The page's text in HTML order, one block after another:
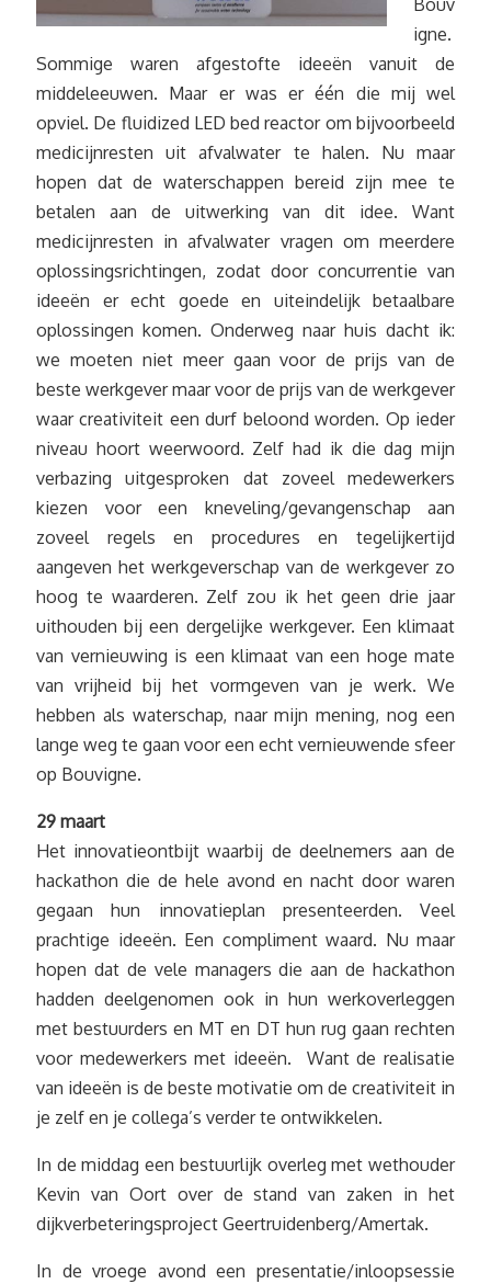
Bouv
igne.
Sommige waren afgestofte ideeën vanuit de
middeleeuwen. Maar er was er één die mij wel
opviel. De fluidized LED bed reactor om bijvoorbeeld
medicijnresten uit afvalwater te halen. Nu maar
hopen dat de waterschappen bereid zijn mee te
betalen aan de uitwerking van dit idee. Want
medicijnresten in afvalwater vragen om meerdere
oplossingsrichtingen, zodat door concurrentie van
ideeën er echt goede en uiteindelijk betaalbare
oplossingen komen. Onderweg naar huis dacht ik:
we moeten niet meer gaan voor de prijs van de
beste werkgever maar voor de prijs van de werkgever
waar creativiteit een durf beloond worden. Op ieder
niveau hoort weerwoord. Zelf had ik die dag mijn
verbazing uitgesproken dat zoveel medewerkers
kiezen voor een kneveling/gevangenschap aan
zoveel regels en procedures en tegelijkertijd
aangeven het werkgeverschap van de werkgever zo
hoog te waarderen. Zelf zou ik het geen drie jaar
uithouden bij een dergelijke werkgever. Een klimaat
van vernieuwing is een klimaat van een hoge mate
van vrijheid bij het vormgeven van je werk. We
hebben als waterschap, naar mijn mening, nog een
lange weg te gaan voor een echt vernieuwende sfeer
op Bouvigne.
29 maart
Het innovatieontbijt waarbij de deelnemers aan de
hackathon die de hele avond en nacht door waren
gegaan hun innovatieplan presenteerden. Veel
prachtige ideeën. Een compliment waard. Nu maar
hopen dat de vele managers die aan de hackathon
hadden deelgenomen ook in hun werkoverleggen
met bestuurders en MT en DT hun rug gaan rechten
voor medewerkers met ideeën. Want de realisatie
van ideeën is de beste motivatie om de creativiteit in
je zelf en je collega’s verder te ontwikkelen.
In de middag een bestuurlijk overleg met wethouder
Kevin van Oort over de stand van zaken in het
dijkverbeteringsproject Geertruidenberg/Amertak.
In de vroege avond een presentatie/inloopsessie